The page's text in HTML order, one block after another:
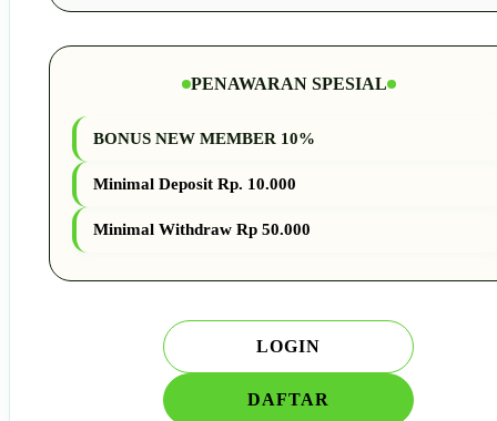
PENAWARAN SPESIAL
BONUS NEW MEMBER 10%
Minimal Deposit Rp. 10.000
Minimal Withdraw Rp 50.000
LOGIN
DAFTAR